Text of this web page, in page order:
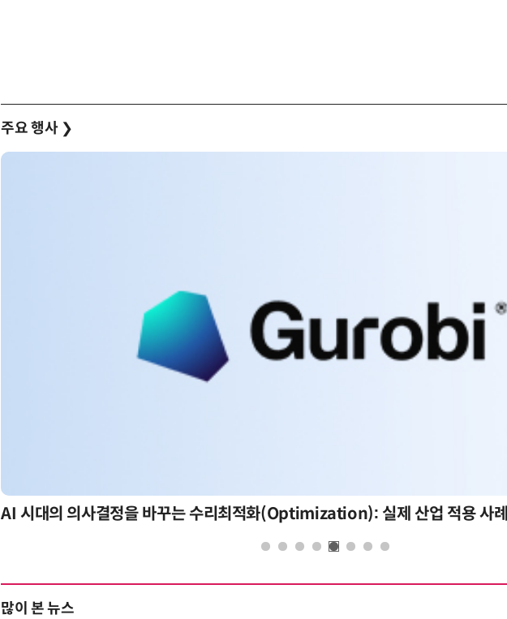
주요 행사 ❯
AI 시대의 의사결정을 바꾸는 수리최적화(Optimization): 실제 산업 적용 사
많이 본 뉴스